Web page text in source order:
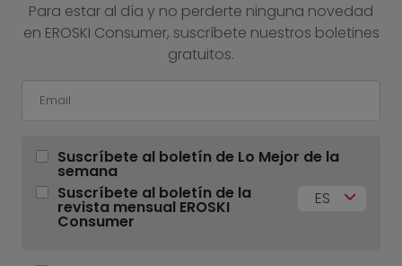
Para estar al día y no perderte ninguna novedad
en EROSKI Consumer, suscríbete nuestros boletines
gratuitos.
Suscríbete al boletín de Lo Mejor de la
semana
Suscríbete al boletín de la
revista mensual EROSKI
Consumer
ES